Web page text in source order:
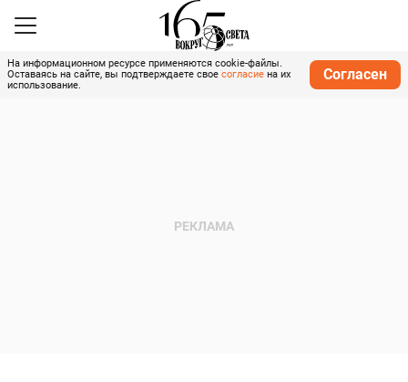
На информационном ресурсе применяются cookie-файлы.
Оставаясь на сайте, вы подтверждаете свое согласие на их
использование.
Согласен